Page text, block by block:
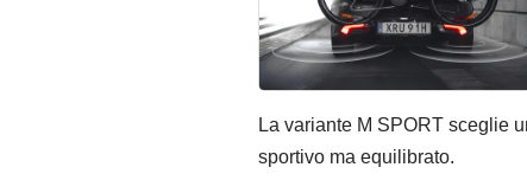
La variante M SPORT sceglie
sportivo ma equilibrato.